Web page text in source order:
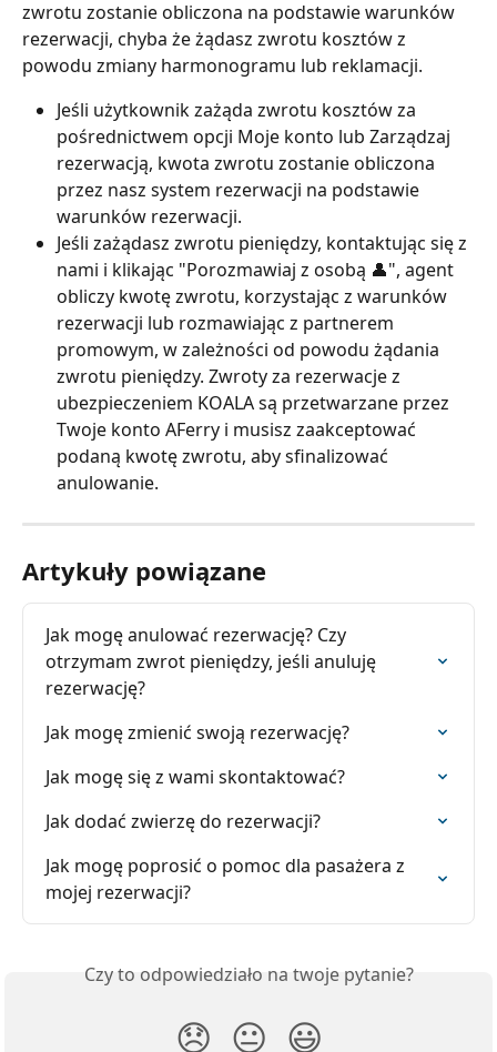
zwrotu zostanie obliczona na podstawie warunków
rezerwacji, chyba że żądasz zwrotu kosztów z
powodu zmiany harmonogramu lub reklamacji.
Jeśli użytkownik zażąda zwrotu kosztów za
pośrednictwem opcji Moje konto lub Zarządzaj
rezerwacją, kwota zwrotu zostanie obliczona
przez nasz system rezerwacji na podstawie
warunków rezerwacji.
Jeśli zażądasz zwrotu pieniędzy, kontaktując się z
nami i klikając "Porozmawiaj z osobą 👤", agent
obliczy kwotę zwrotu, korzystając z warunków
rezerwacji lub rozmawiając z partnerem
promowym, w zależności od powodu żądania
zwrotu pieniędzy. Zwroty za rezerwacje z
ubezpieczeniem KOALA są przetwarzane przez
Twoje konto AFerry i musisz zaakceptować
podaną kwotę zwrotu, aby sfinalizować
anulowanie.
Artykuły powiązane
Jak mogę anulować rezerwację? Czy
otrzymam zwrot pieniędzy, jeśli anuluję
rezerwację?
Jak mogę zmienić swoją rezerwację?
Jak mogę się z wami skontaktować?
Jak dodać zwierzę do rezerwacji?
Jak mogę poprosić o pomoc dla pasażera z
mojej rezerwacji?
Czy to odpowiedziało na twoje pytanie?
😞 😐 😃